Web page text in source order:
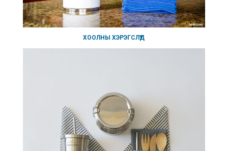
ХООЛНЫ ХЭРЭГСЛҮҮД